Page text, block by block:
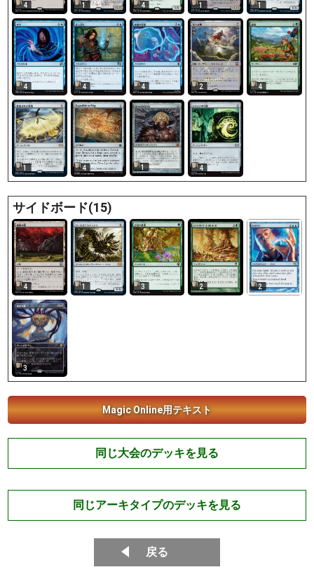
4 1 4 1 1
4 4 4 2 4
1 4 1 4
サイドボード(15)
4 1 3 2 2
3
Magic Online用テキスト
同じ大会のデッキを見る
同じアーキタイプのデッキを見る
戻る